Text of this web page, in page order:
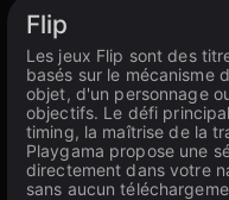
Flip
Les jeux Flip sont des
basés sur le mécanisme
objet, d'un personnage
objectifs. Le défi
timing, la maîtrise de la
Playgama propose une
directement dans votre
sans aucun